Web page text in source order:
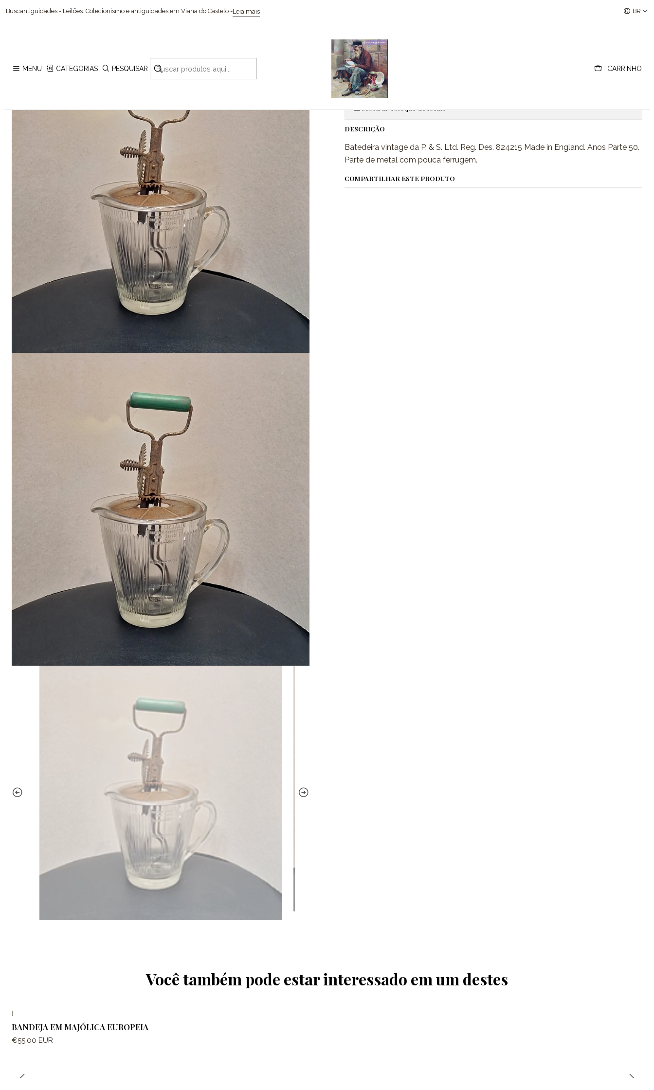
MENU CATEGORIAS PESQUISAR CARRINHO
Buscantiguidades - Leilões. Colecionismo e antiguidades em Viana do Castelo -Leia mais Buscantiguidades - Leilões Colecionismo e BR
Início
|
Batedeira vintage
Quantidade
Mostrar estoque de locais
DESCRIÇÃO
Batedeira vintage da P. & S. Ltd. Reg. Des. 824215 Made in England. Anos Parte 50.
Parte de metal com pouca ferrugem.
COMPARTILHAR ESTE PRODUTO
Você também pode estar interessado em um destes
|
BANDEJA EM MAJÓLICA EUROPEIA
€55,00 EUR